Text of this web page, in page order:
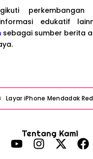
edukatif
sebagai sumber berita
Tentang Kami